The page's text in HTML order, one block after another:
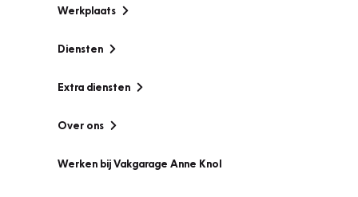
Werkplaats
Diensten
Extra diensten
Over ons
Werken bij Vakgarage Anne Knol